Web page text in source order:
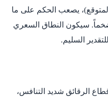
يصعب الحكم على ما
سيكون النطاق السعري
السليم.
الرقائق شديد التنافس،